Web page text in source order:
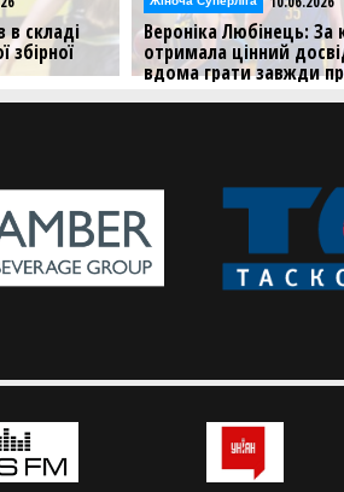
в складі
збірної
Вероніка Любінець:
отримала цінний
вдома грати завжди
Центрова Будівельника